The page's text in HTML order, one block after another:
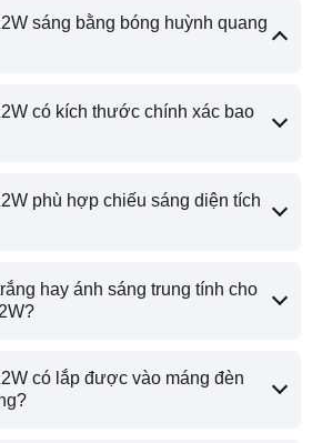
sáng bằng bóng huỳnh quang
có kích thước chính xác bao
phù hợp chiếu sáng diện tích
hay ánh sáng trung tính cho
có lắp được vào máng đèn